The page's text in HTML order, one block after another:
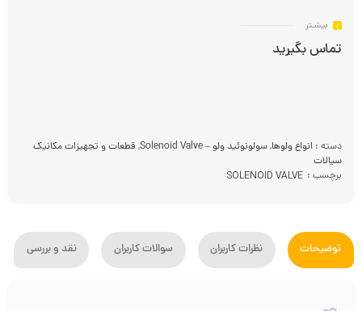
بیشـتر
تماس بگیرید
دسته : انواع ولوها,سولونوئید ولو – Solenoid Valve , قطعات و تجهیزات مکانیک
سیالات
برچسب : SOLENOID VALVE
توضیحات نظرات کاربران سوالات کاربران نقد و بررسی